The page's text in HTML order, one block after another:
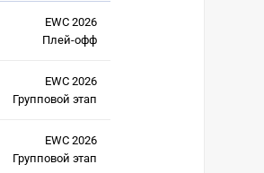
EWC 2026
Плей-офф
EWC 2026
Групповой этап
EWC 2026
Групповой этап